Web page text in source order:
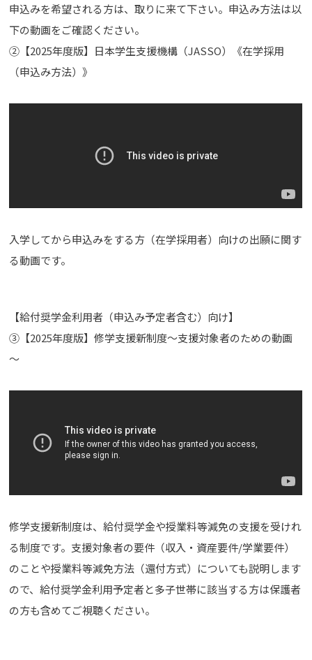
申込みを希望される方は、取りに来て下さい。申込み方法は以
下の動画をご確認ください。
②【2025年度版】日本学生支援機構（JASSO）《在学採用
（申込み方法）》
入学してから申込みをする方（在学採用者）向けの出願に関す
る動画です。
【給付奨学金利用者（申込み予定者含む）向け】
③【2025年度版】修学支援新制度～支援対象者のための動画
～
修学支援新制度は、給付奨学金や授業料等減免の支援を受けれ
る制度です。支援対象者の要件（収入・資産要件/学業要件）
のことや授業料等減免方法（還付方式）についても説明します
ので、給付奨学金利用予定者と多子世帯に該当する方は保護者
の方も含めてご視聴ください。